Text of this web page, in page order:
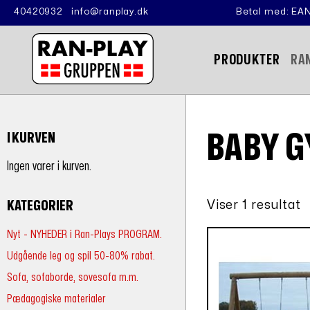
40420932 info@ranplay.dk Betal med:
PRODUKTER
I KURVEN
Ingen varer i kurven.
KATEGORIER
Nyt - NYHEDER i Ran-Plays PROGRAM.
Udgående leg og spil 50-80% rabat.
Sofa, sofaborde, sovesofa m.m.
Pædagogiske materialer
BABY
Viser 1 resultat